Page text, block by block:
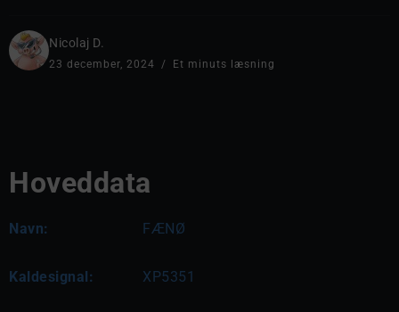
Nicolaj D.
23 december, 2024 Et minuts læsning
Hoveddata
Navn: FÆNØ
Kaldesignal: XP5351